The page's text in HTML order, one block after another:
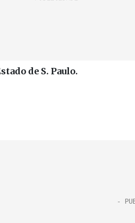
de S. Paulo.